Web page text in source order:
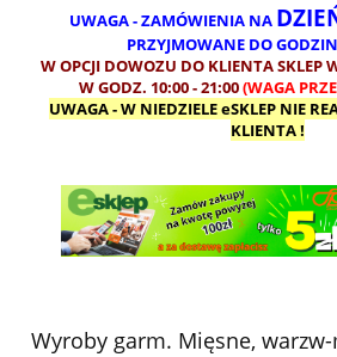
UWAGA - ZAMÓWIENIA NA
PRZYJMOWANE DO
W OPCJI DOWOZU DO KLIENTA SKLEP
W GODZ. 10:00 - 21:00(WAGA
UWAGA - W NIEDZIELE eSKLEP NIE
KLIENTA !
Wyroby garm. Mięsne,